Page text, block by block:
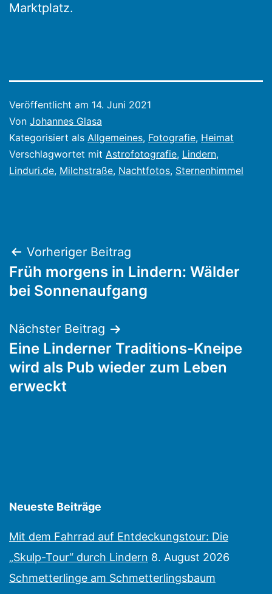
Marktplatz.
Veröffentlicht am 14. Juni 2021
Von Johannes Glasa
Kategorisiert als Allgemeines, Fotografie, Heimat
Verschlagwortet mit Astrofotografie, Lindern,
Linduri.de, Milchstraße, Nachtfotos, Sternenhimmel
Beitragsnavigation
Vorheriger Beitrag
Früh morgens in Lindern: Wälder
bei Sonnenaufgang
Nächster Beitrag
Eine Linderner Traditions-Kneipe
wird als Pub wieder zum Leben
erweckt
Neueste Beiträge
Mit dem Fahrrad auf Entdeckungstour: Die
„Skulp-Tour“ durch Lindern 8. August 2026
Schmetterlinge am Schmetterlingsbaum